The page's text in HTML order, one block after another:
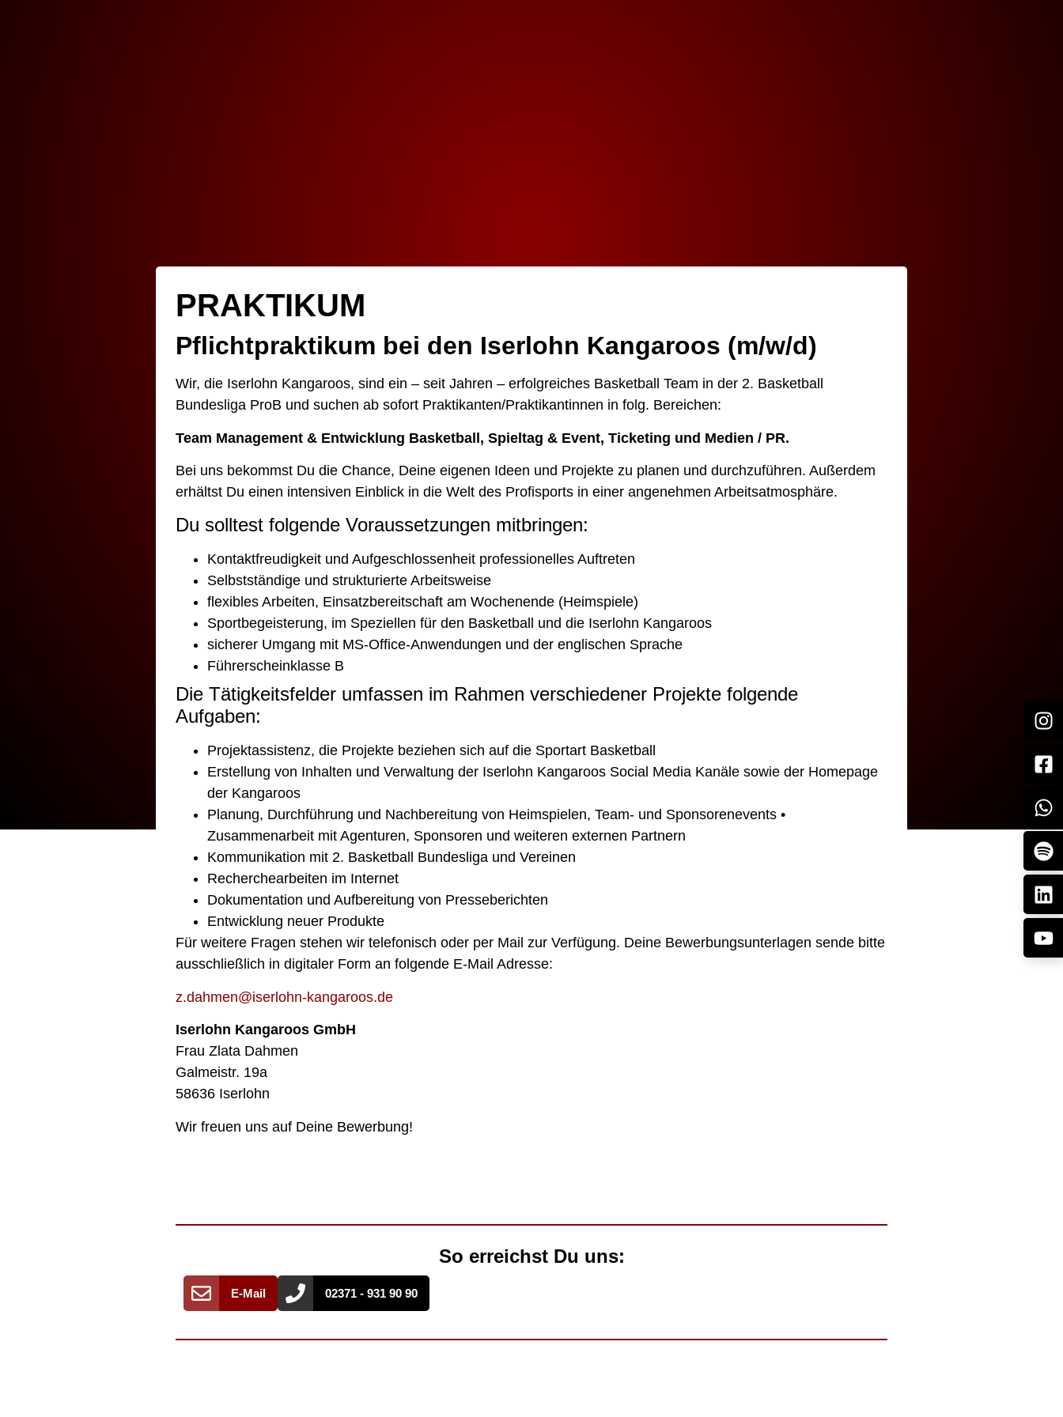
PRAKTIKUM
Pflichtpraktikum bei den Iserlohn Kangaroos (m/w/d)
Wir, die Iserlohn Kangaroos, sind ein – seit Jahren – erfolgreiches Basketball Team in der 2. Basketball
Bundesliga ProB und suchen ab sofort Praktikanten/Praktikantinnen in folg. Bereichen:
Team Management & Entwicklung Basketball, Spieltag & Event, Ticketing und Medien / PR.
Bei uns bekommst Du die Chance, Deine eigenen Ideen und Projekte zu planen und durchzuführen. Außerdem
erhältst Du einen intensiven Einblick in die Welt des Profisports in einer angenehmen Arbeitsatmosphäre.
Du solltest folgende Voraussetzungen mitbringen:
Kontaktfreudigkeit und Aufgeschlossenheit professionelles Auftreten
Selbstständige und strukturierte Arbeitsweise
flexibles Arbeiten, Einsatzbereitschaft am Wochenende (Heimspiele)
Sportbegeisterung, im Speziellen für den Basketball und die Iserlohn Kangaroos
sicherer Umgang mit MS-Office-Anwendungen und der englischen Sprache
Führerscheinklasse B
Die Tätigkeitsfelder umfassen im Rahmen verschiedener Projekte folgende
Aufgaben:
Projektassistenz, die Projekte beziehen sich auf die Sportart Basketball
Erstellung von Inhalten und Verwaltung der Iserlohn Kangaroos Social Media Kanäle sowie der Homepage
der Kangaroos
Planung, Durchführung und Nachbereitung von Heimspielen, Team- und Sponsorenevents •
Zusammenarbeit mit Agenturen, Sponsoren und weiteren externen Partnern
Kommunikation mit 2. Basketball Bundesliga und Vereinen
Recherchearbeiten im Internet
Dokumentation und Aufbereitung von Presseberichten
Entwicklung neuer Produkte
Für weitere Fragen stehen wir telefonisch oder per Mail zur Verfügung. Deine Bewerbungsunterlagen sende bitte
ausschließlich in digitaler Form an folgende E-Mail Adresse:
z.dahmen@iserlohn-kangaroos.de
Iserlohn Kangaroos GmbH
Frau Zlata Dahmen
Galmeistr. 19a
58636 Iserlohn
Wir freuen uns auf Deine Bewerbung!
So erreichst Du uns:
E-Mail 02371 - 931 90 90